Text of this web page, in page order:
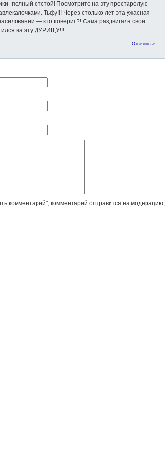
полный отстой! Посмотрите на эту престарелую
Тьфу!!! Через столько лет эта ужасная
— кто поверит?! Сама раздвигала свои
на эту ДУРИЩУ!!!
Ответить »
комментарий", комментарий отправится на модерацию,